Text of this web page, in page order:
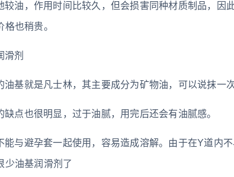
较油，作用时间比较久，但会损害同种材质制品，因
也稍贵。
剂
油基就是凡士林，其主要成分为矿物油，可以说抹一次
缺点也很明显，过于油腻，用完后还会有油腻感。
能与避孕套一起使用，容易造成溶解。由于在Y道内
少油基润滑剂了